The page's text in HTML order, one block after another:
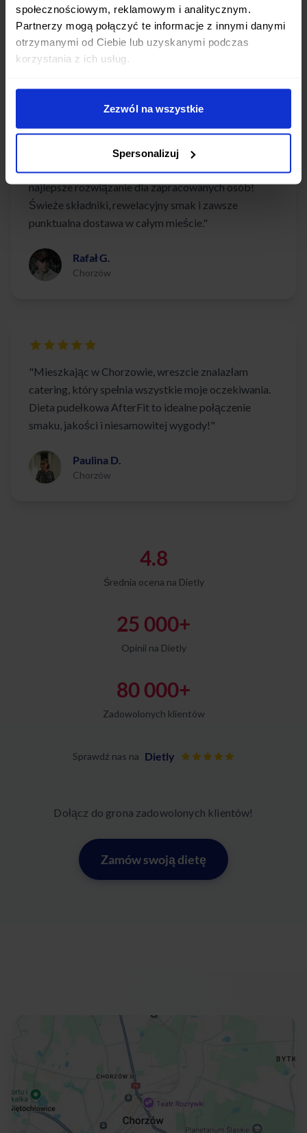
społecznościowym, reklamowym i analitycznym.
Partnerzy mogą połączyć te informacje z innymi danymi
otrzymanymi od Ciebie lub uzyskanymi podczas
korzystania z ich usług.
Zezwól na wszystkie
Spersonalizuj
połączona z dbałością o zdrowie i energię!"
Beata K.
"Catering dietetyczny w Chorzowie od AfterFit to
najlepsze rozwiązanie dla zapracowanych osób!
Świeże składniki, rewelacyjny smak i zawsze
punktualna dostawa w całym mieście."
Rafał G.
Chorzów
"Mieszkając w Chorzowie, wreszcie znalazłam
catering, który spełnia wszystkie moje oczekiwania.
Dieta pudełkowa AfterFit to idealne połączenie
smaku, jakości i niesamowitej wygody!"
Paulina D.
Chorzów
4.8
Średnia ocena na Dietly
25 000+
Opinii na Dietly
80 000+
Zadowolonych klientów
Sprawdź nas na Dietly
Dołącz do grona zadowolonych klientów!
Zamów swoją dietę